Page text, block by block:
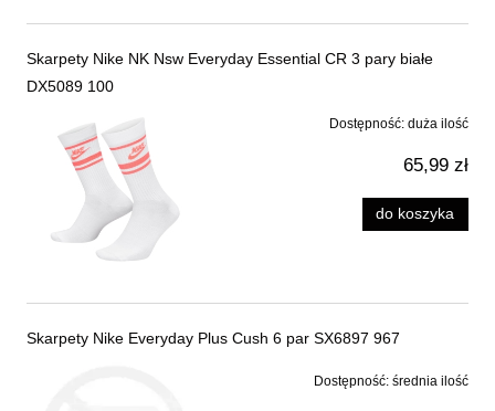
Skarpety Nike NK Nsw Everyday Essential CR 3 pary białe
DX5089 100
Dostępność: duża ilość
65,99 zł
do koszyka
Skarpety Nike Everyday Plus Cush 6 par SX6897 967
Dostępność: średnia ilość